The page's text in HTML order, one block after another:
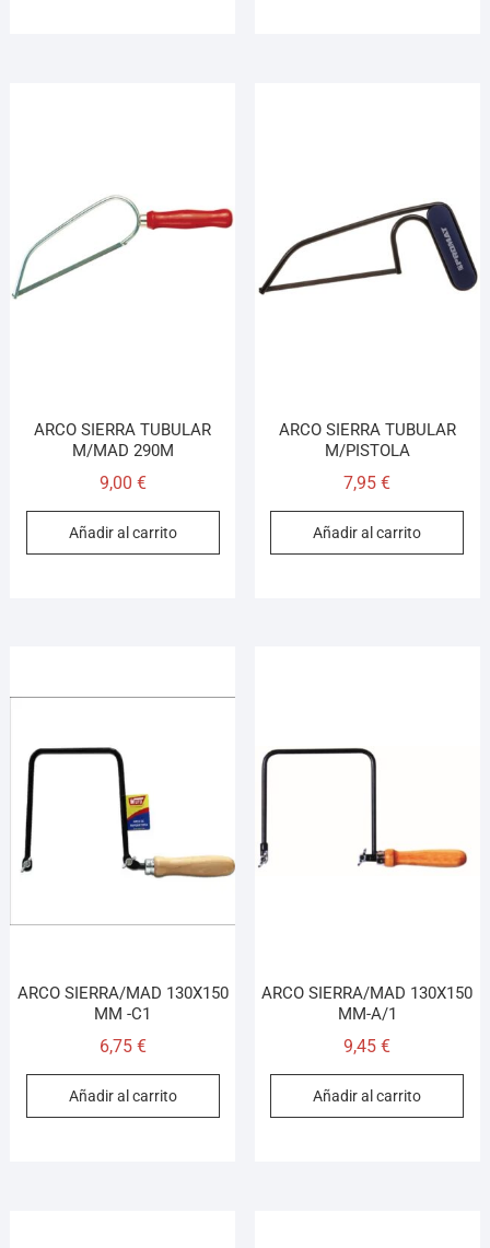
ARCO SIERRA TUBULAR
M/MAD 290M
9,00 €
Añadir al carrito
ARCO SIERRA TUBULAR
M/PISTOLA
7,95€
Añadir al carrito
ARCO SIERRA/MAD 130X150
MM -C1
6,75 €
Añadir al carrito
ARCO SIERRA/MAD 130X150
MM-A/1
9,45€
Añadir al carrito